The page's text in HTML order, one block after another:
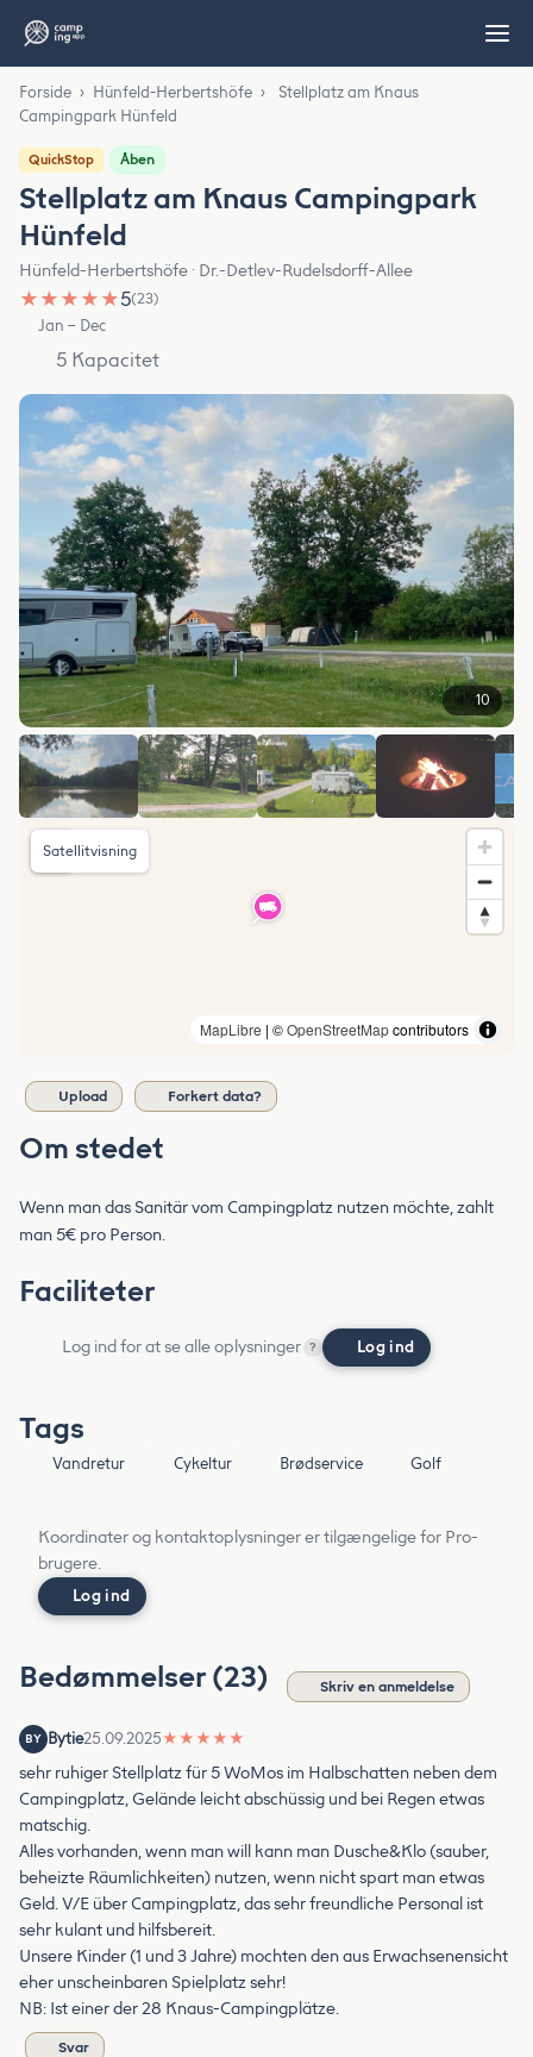
Forside › Hünfeld-Herbertshöfe ›
Stellplatz am Knaus
Campingpark Hünfeld
QuickStop Åben
Stellplatz am Knaus Campingpark
Hünfeld
Hünfeld-Herbertshöfe · Dr.-Detlev-Rudelsdorff-Allee
★ ★ ★ ★ ★5(23)
Jan – Dec
5 Kapacitet
10
MapLibre | ©OpenStreetMapcontributors
Satellitvisning
Upload Forkert data?
Om stedet
Wenn man das Sanitär vom Campingplatz nutzen möchte, zahlt
man 5€ pro Person.
Faciliteter
Log ind for at se alle oplysninger ? Log ind
Tags
Vandretur Cykeltur Brødservice Golf
Koordinater og kontaktoplysninger er tilgængelige for Pro-
brugere.
Log ind
Bedømmelser (23) Skriv en anmeldelse
BY Bytie25.09.2025★ ★ ★ ★ ★
sehr ruhiger Stellplatz für 5 WoMos im Halbschatten neben dem
Campingplatz, Gelände leicht abschüssig und bei Regen etwas
matschig.
Alles vorhanden, wenn man will kann man Dusche&Klo (sauber,
beheizte Räumlichkeiten) nutzen, wenn nicht spart man etwas
Geld. V/E über Campingplatz, das sehr freundliche Personal ist
sehr kulant und hilfsbereit.
Unsere Kinder (1 und 3 Jahre) mochten den aus Erwachsenensicht
eher unscheinbaren Spielplatz sehr!
NB: Ist einer der 28 Knaus-Campingplätze.
Svar